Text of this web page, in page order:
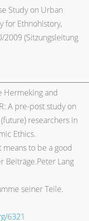
Study on Urban
for Ethnohistory,
2009 (Sitzungsleitung
Hermeking and
A pre-post study on
researchers in
Ethics.
means to be a good
Beiträge.Peter Lang
seiner Teile.
6321